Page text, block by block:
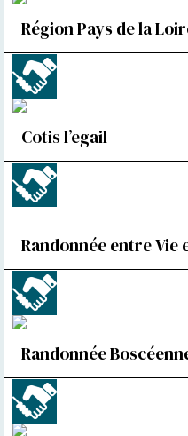
Région Pays de la
Cotis l’egail
Randonnée entre Vie
Randonnée